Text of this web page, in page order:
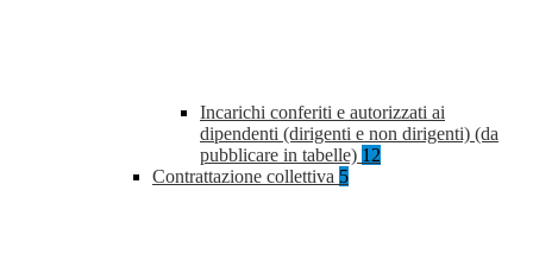
Incarichi conferiti e autorizzati ai
dipendenti (dirigenti e non dirigenti) (da
pubblicare in tabelle) 12
Contrattazione collettiva 5